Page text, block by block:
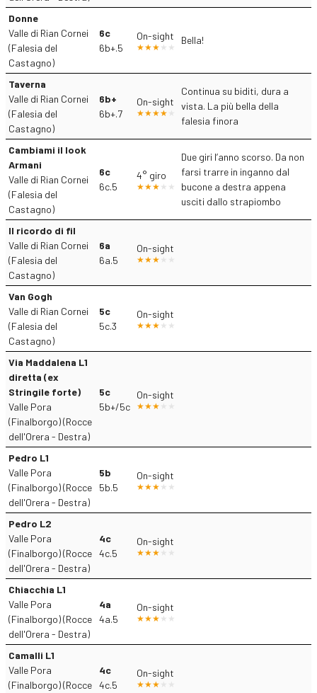
Donne
Valle di Rian Cornei
(Falesia del
Castagno)
6c
6b+.5
On-sight Bella!
Taverna
Valle di Rian Cornei
(Falesia del
Castagno)
6b+
6b+.7
On-sight
Continua su biditi, dura a
vista. La più bella della
falesia finora
Cambiami il look
Armani
Valle di Rian Cornei
(Falesia del
Castagno)
6c
6c.5
4° giro
Due giri l’anno scorso. Da non
farsi trarre in inganno dal
bucone a destra appena
usciti dallo strapiombo
Il ricordo di fil
Valle di Rian Cornei
(Falesia del
Castagno)
6a
6a.5
On-sight
Van Gogh
Valle di Rian Cornei
(Falesia del
Castagno)
5c
5c.3
On-sight
Via Maddalena L1
diretta (ex
Stringile forte)
Valle Pora
(Finalborgo) (Rocce
dell'Orera - Destra)
5c
5b+/5c
On-sight
Pedro L1
Valle Pora
(Finalborgo) (Rocce
dell'Orera - Destra)
5b
5b.5
On-sight
Pedro L2
Valle Pora
(Finalborgo) (Rocce
dell'Orera - Destra)
4c
4c.5
On-sight
Chiacchia L1
Valle Pora
(Finalborgo) (Rocce
dell'Orera - Destra)
4a
4a.5
On-sight
Camalli L1
Valle Pora
(Finalborgo) (Rocce
4c
4c.5
On-sight